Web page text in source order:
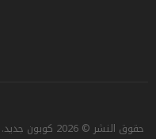
حقوق النشر © 2026 كوبون جديد. جميع الحقوق محفوظة. تصميم